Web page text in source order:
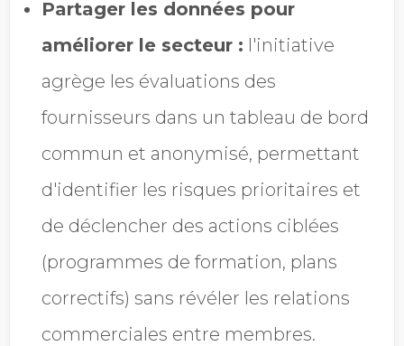
Partager les données pour
améliorer le secteur : l'initiative
agrège les évaluations des
fournisseurs dans un tableau de bord
commun et anonymisé, permettant
d'identifier les risques prioritaires et
de déclencher des actions ciblées
(programmes de formation, plans
correctifs) sans révéler les relations
commerciales entre membres.